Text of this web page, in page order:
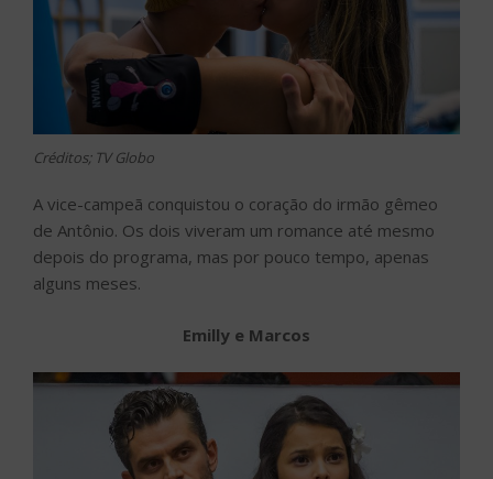
Créditos; TV Globo
A vice-campeã conquistou o coração do irmão gêmeo
de Antônio. Os dois viveram um romance até mesmo
depois do programa, mas por pouco tempo, apenas
alguns meses.
Emilly e Marcos